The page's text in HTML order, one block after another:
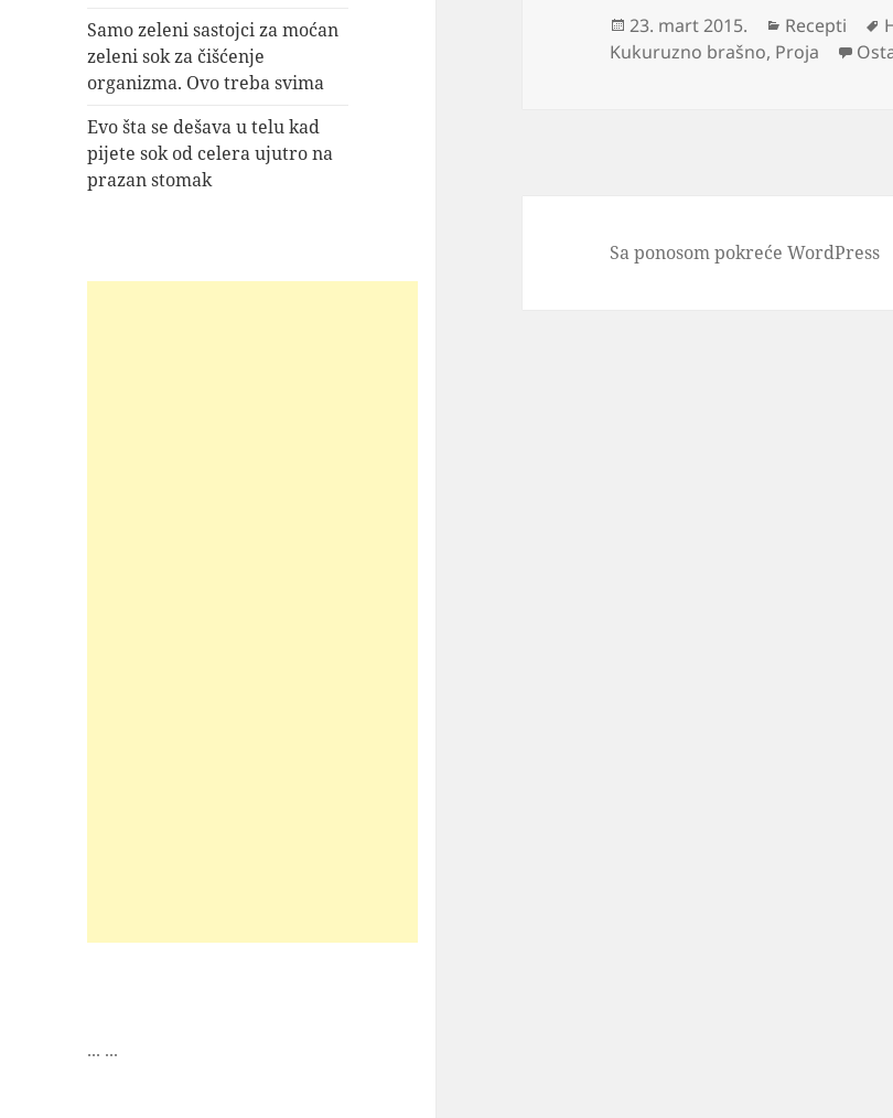
Samo zeleni sastojci za moćan
zeleni sok za čišćenje
organizma. Ovo treba svima
Evo šta se dešava u telu kad
pijete sok od celera ujutro na
prazan stomak
... ...
Objavljeno
23. mart 2015. Kategorije
Recepti
Kukuruzno brašno, Proja
Sa ponosom pokreće WordPress